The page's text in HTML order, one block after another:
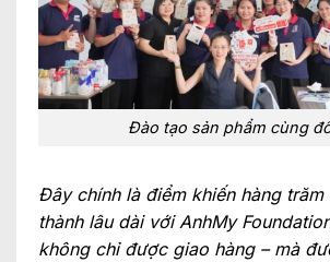
Đào tạo sản phẩm cùng
Đây chính là điểm khiến hàng
thành lâu dài với AnhMy
không chỉ được giao hàng – mà